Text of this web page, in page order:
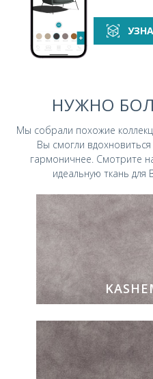
НУЖНО
Мы собрали похожие
Вы смогли вдохновиться
гармоничнее. Смотрите
идеальную ткань